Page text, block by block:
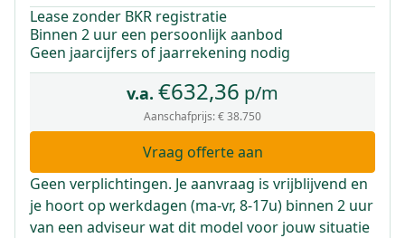
Lease zonder BKR registratie
Binnen 2 uur een persoonlijk aanbod
Geen jaarcijfers of jaarrekening nodig
v.a. €632,36 p/m
Aanschafprijs:€ 38.750
Vraag offerte aan
Geen verplichtingen. Je aanvraag is vrijblijvend en
je hoort op werkdagen (ma-vr, 8-17u) binnen 2 uur
van een adviseur wat dit model voor jouw situatie